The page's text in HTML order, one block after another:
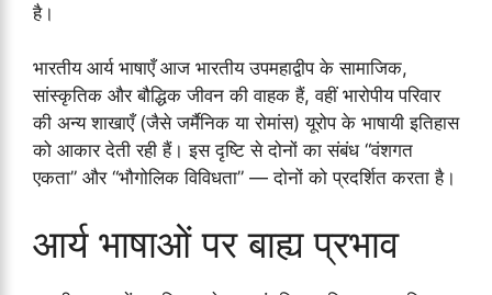
है।
भारतीय आर्य भाषाएँ आज भारतीय उपमहाद्वीप के सामाजिक,
सांस्कृतिक और बौद्धिक जीवन की वाहक हैं, वहीं भारोपीय परिवार
की अन्य शाखाएँ (जैसे जर्मैनिक या रोमांस) यूरोप के भाषायी इतिहास
को आकार देती रही हैं। इस दृष्टि से दोनों का संबंध “वंशगत
एकता” और “भौगोलिक विविधता” — दोनों को प्रदर्शित करता है।
आर्य भाषाओं पर बाह्य प्रभाव